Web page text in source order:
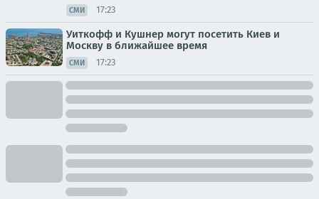
СМИ 17:23
Уиткофф и Кушнер могут посетить Киев и
Москву в ближайшее время
СМИ 17:23